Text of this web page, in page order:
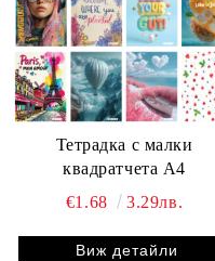
Тетрадка с малки
квадратчета А4
€1.68
3.29лв.
Виж детайли